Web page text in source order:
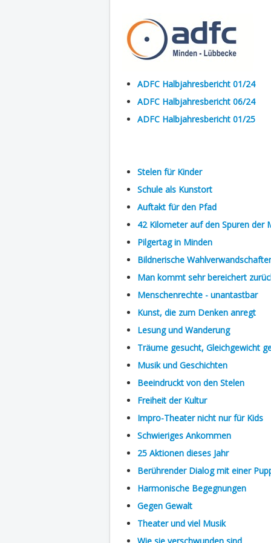
ADFC Halbjahresbericht 01/24
ADFC Halbjahresbericht 06/24
ADFC Halbjahresbericht 01/25
Stelen für Kinder
Schule als Kunstort
Auftakt für den Pfad
42 Kilometer auf den Spuren der
Pilgertag in Minden
Bildnerische
Man kommt sehr bereichert
Menschenrechte - unantastbar
Kunst, die zum Denken anregt
Lesung und Wanderung
Träume gesucht, Gleichgewicht
Musik und Geschichten
Beeindruckt von den Stelen
Freiheit der Kultur
Impro-Theater nicht nur für Kids
Schwieriges Ankommen
25 Aktionen dieses Jahr
Berührender Dialog mit einer
Harmonische Begegnungen
Gegen Gewalt
Theater und viel Musik